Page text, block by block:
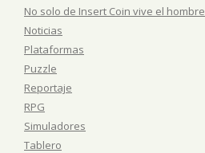
No solo de Insert Coin vive el hombre
Noticias
Plataformas
Puzzle
Reportaje
RPG
Simuladores
Tablero